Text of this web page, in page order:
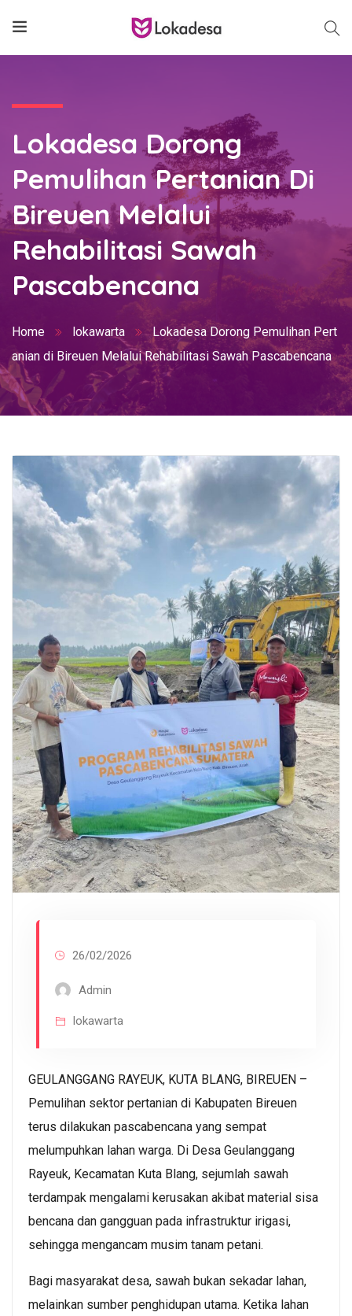
Lokadesa Dorong
Pemulihan Pertanian Di
Bireuen Melalui
Rehabilitasi Sawah
Pascabencana
Home lokawarta
Lokadesa Dorong Pemulihan Pert
anian di Bireuen Melalui Rehabilitasi Sawah Pascabencana
26/02/2026
Admin
lokawarta
GEULANGGANG RAYEUK, KUTA BLANG, BIREUEN –
Pemulihan sektor pertanian di Kabupaten Bireuen
terus dilakukan pascabencana yang sempat
melumpuhkan lahan warga. Di Desa Geulanggang
Rayeuk, Kecamatan Kuta Blang, sejumlah sawah
terdampak mengalami kerusakan akibat material sisa
bencana dan gangguan pada infrastruktur irigasi,
sehingga mengancam musim tanam petani.
Bagi masyarakat desa, sawah bukan sekadar lahan,
melainkan sumber penghidupan utama. Ketika lahan